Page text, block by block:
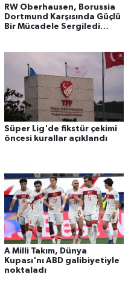
RW Oberhausen, Borussia
Dortmund Karşısında Güçlü
Bir Mücadele Sergiledi
Süper Lig'de fikstür çekimi
öncesi kurallar açıklandı
A Milli Takım, Dünya
Kupası'nı ABD galibiyetiyle
noktaladı